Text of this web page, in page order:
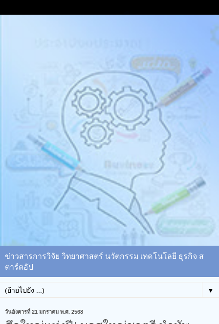
ข่าวสารการวิจัย วิทยาศาสตร์ นวัตกรรม เทคโนโลยี ธุรกิจ ส
ตาร์ตอัป
▼
วันอังคารที่ 21 มกราคม พ.ศ. 2568